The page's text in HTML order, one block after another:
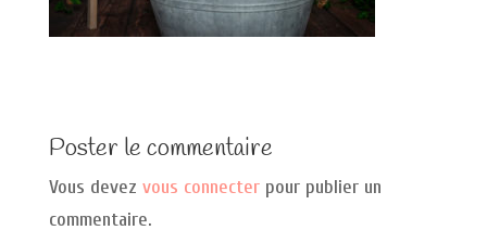
Poster le commentaire
Vous devez vous connecterpour publier un
commentaire.